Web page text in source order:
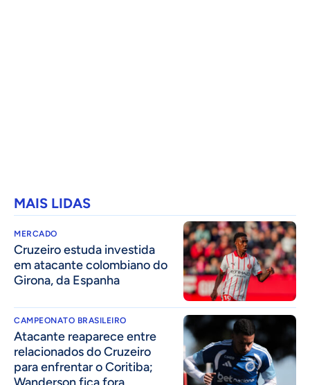
MAIS LIDAS
MERCADO
Cruzeiro estuda investida
em atacante colombiano do
Girona, da Espanha
CAMPEONATO BRASILEIRO
Atacante reaparece entre
relacionados do Cruzeiro
para enfrentar o Coritiba;
Wanderson fica fora